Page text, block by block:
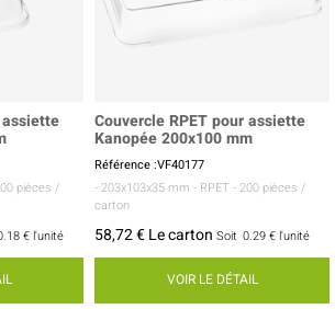
assiette
pièces /
€ l'unité
Couvercle RPET pour assiette
Kanopée 200x100 mm
Référence :VF40177
- 203x103x35 mm - RPET - 200 pièces /
carton
58,72 € Le carton Soit 0.29 € l'unité
VOIR LE DÉTAIL